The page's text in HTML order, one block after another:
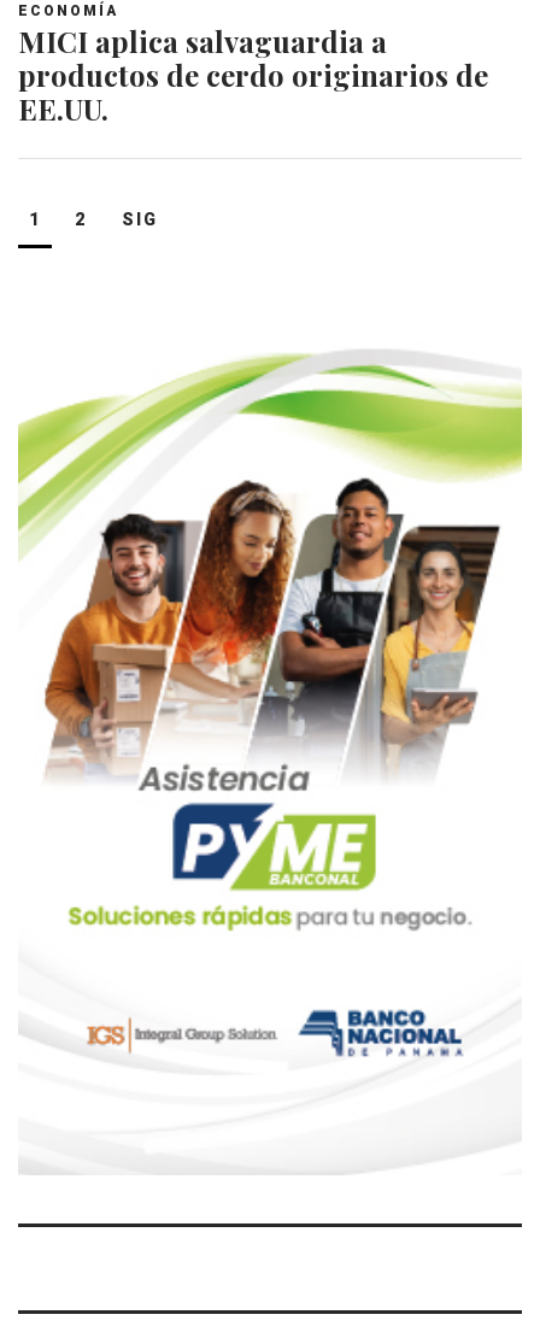
ECONOMÍA
MICI aplica salvaguardia a
productos de cerdo originarios de
EE.UU.
Navegación
de
1 2 SIG